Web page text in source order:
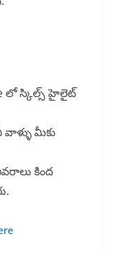
లో స్కిల్స్ హైలైట్
మీకు
కింద